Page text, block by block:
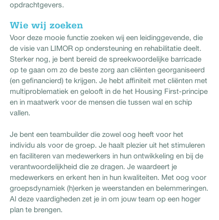
opdrachtgevers.
Wie wij zoeken
Voor deze mooie functie zoeken wij een leidinggevende, die
de visie van LIMOR op ondersteuning en rehabilitatie deelt.
Sterker nog, je bent bereid de spreekwoordelijke barricade
op te gaan om zo de beste zorg aan cliënten georganiseerd
(en gefinancierd) te krijgen. Je hebt affiniteit met cliënten met
multiproblematiek en gelooft in de het Housing First-principe
en in maatwerk voor de mensen die tussen wal en schip
vallen.
Je bent een teambuilder die zowel oog heeft voor het
individu als voor de groep. Je haalt plezier uit het stimuleren
en faciliteren van medewerkers in hun ontwikkeling en bij de
verantwoordelijkheid die ze dragen. Je waardeert je
medewerkers en erkent hen in hun kwaliteiten. Met oog voor
groepsdynamiek (h)erken je weerstanden en belemmeringen.
Al deze vaardigheden zet je in om jouw team op een hoger
plan te brengen.